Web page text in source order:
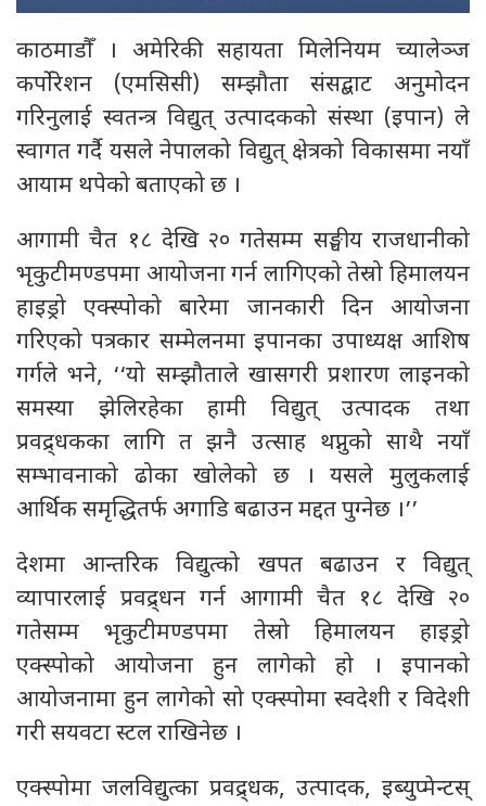
काठमाडौँ । अमेरिकी सहायता मिलेनियम च्यालेञ्ज
कर्पोरेशन (एमसिसी) सम्झौता संसद्बाट अनुमोदन
गरिनुलाई स्वतन्त्र विद्युत् उत्पादकको संस्था (इपान) ले
स्वागत गर्दै यसले नेपालको विद्युत् क्षेत्रको विकासमा नयाँ
आयाम थपेको बताएको छ ।
आगामी चैत १८ देखि २० गतेसम्म सङ्घीय राजधानीको
भृकुटीमण्डपमा आयोजना गर्न लागिएको तेस्रो हिमालयन
हाइड्रो एक्स्पोको बारेमा जानकारी दिन आयोजना
गरिएको पत्रकार सम्मेलनमा इपानका उपाध्यक्ष आशिष
गर्गले भने, ‘‘यो सम्झौताले खासगरी प्रशारण लाइनको
समस्या झेलिरहेका हामी विद्युत् उत्पादक तथा
प्रवद्र्धकका लागि त झनै उत्साह थप्नुको साथै नयाँ
सम्भावनाको ढोका खोलेको छ । यसले मुलुकलाई
आर्थिक समृद्धितर्फ अगाडि बढाउन मद्दत पुग्नेछ ।’’
देशमा आन्तरिक विद्युत्को खपत बढाउन र विद्युत्
व्यापारलाई प्रवद्र्धन गर्न आगामी चैत १८ देखि २०
गतेसम्म भृकुटीमण्डपमा तेस्रो हिमालयन हाइड्रो
एक्स्पोको आयोजना हुन लागेको हो । इपानको
आयोजनामा हुन लागेको सो एक्स्पोमा स्वदेशी र विदेशी
गरी सयवटा स्टल राखिनेछ ।
एक्स्पोमा जलविद्युत्का प्रवद्र्धक, उत्पादक, इब्युप्मेन्टस्